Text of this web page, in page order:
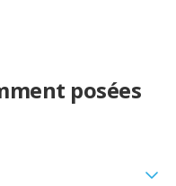
posées